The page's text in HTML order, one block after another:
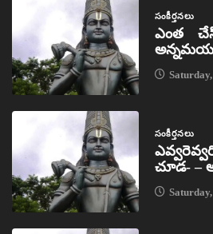
సంకీర్తనలు
ఎంత
అన్నమయ్య
సంకీర్తనలు
చూడ- –